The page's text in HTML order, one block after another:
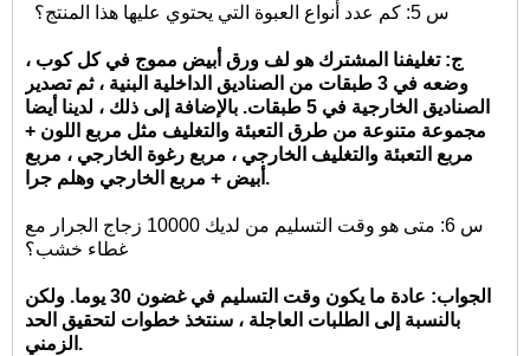
س 5: كم عدد أنواع العبوة التي يحتوي عليها هذا المنتج؟
ج: تغليفنا المشترك هو لف ورق أبيض مموج في كل كوب ،
وضعه في 3 طبقات من الصناديق الداخلية البنية ، ثم تصدير
الصناديق الخارجية في 5 طبقات. بالإضافة إلى ذلك ، لدينا أيضا
مجموعة متنوعة من طرق التعبئة والتغليف مثل مربع اللون +
مربع التعبئة والتغليف الخارجي ، مربع رغوة الخارجي ، مربع
أبيض + مربع الخارجي وهلم جرا.
س 6: متى هو وقت التسليم من لديك 10000 زجاج الجرار مع
غطاء خشب؟
الجواب: عادة ما يكون وقت التسليم في غضون 30 يوما. ولكن
بالنسبة إلى الطلبات العاجلة ، سنتخذ خطوات لتحقيق الحد
الزمني.